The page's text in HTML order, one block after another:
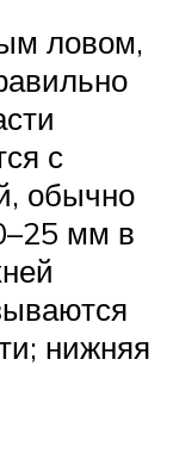
ловом,
с
обычно
мм в
нижняя